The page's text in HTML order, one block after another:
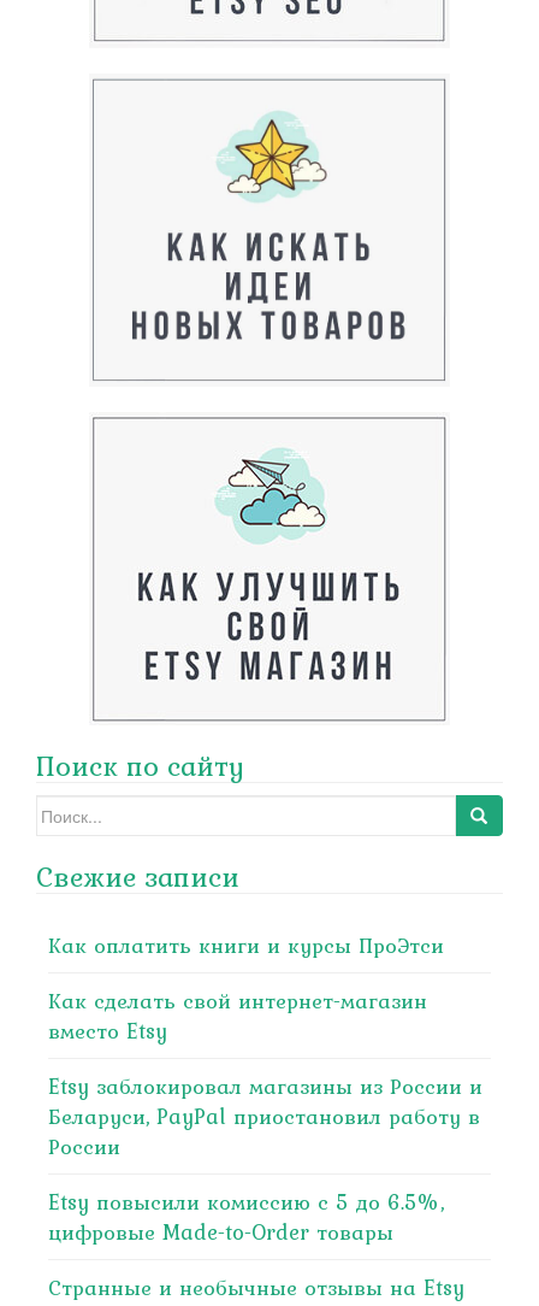
Поиск по сайту
Search
for:
Свежие записи
Как оплатить книги и курсы ПроЭтси
Как сделать свой интернет-магазин
вместо Etsy
Etsy заблокировал магазины из России и
Беларуси, PayPal приостановил работу в
России
Etsy повысили комиссию с 5 до 6.5%,
цифровые Made-to-Order товары
Странные и необычные отзывы на Etsy